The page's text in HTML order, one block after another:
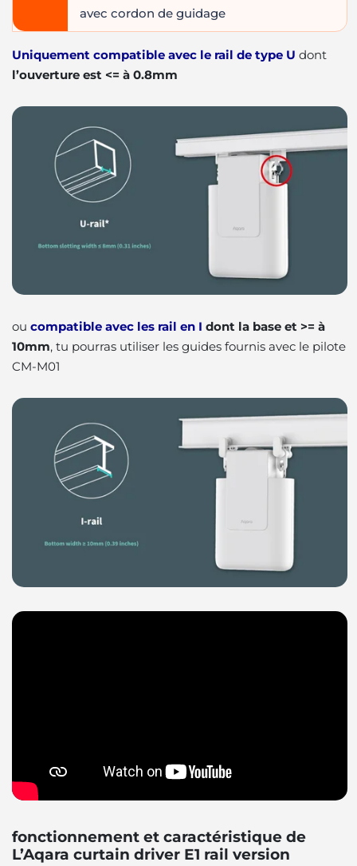
avec cordon de guidage
Uniquement compatible avec le rail de type U dont
l’ouverture est <= à 0.8mm
ou compatible avec les rail en I dont la base et >= à
10mm, tu pourras utiliser les guides fournis avec le pilote
CM-M01
fonctionnement et caractéristique de
L’Aqara curtain driver E1 rail version